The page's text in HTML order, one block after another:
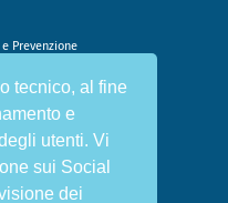
tecnico, al fine
e
utenti. Vi
sui Social
dei
Prevenzione
scientifica
Benessere
del dottore